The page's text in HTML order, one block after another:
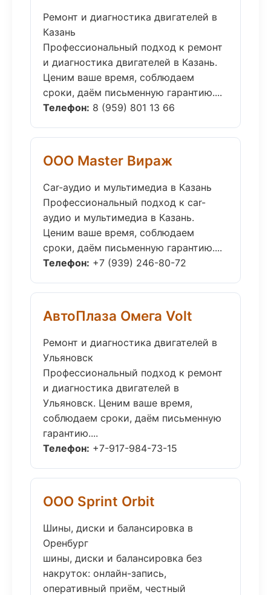
Ремонт и диагностика двигателей в
Казань
Профессиональный подход к ремонт
и диагностика двигателей в Казань.
Ценим ваше время, соблюдаем
сроки, даём письменную гарантию....
Телефон: 8 (959) 801 13 66
ООО Master Вираж
Car-аудио и мультимедиа в Казань
Профессиональный подход к car-
аудио и мультимедиа в Казань.
Ценим ваше время, соблюдаем
сроки, даём письменную гарантию....
Телефон: +7 (939) 246-80-72
АвтоПлаза Омега Volt
Ремонт и диагностика двигателей в
Ульяновск
Профессиональный подход к ремонт
и диагностика двигателей в
Ульяновск. Ценим ваше время,
соблюдаем сроки, даём письменную
гарантию....
Телефон: +7-917-984-73-15
ООО Sprint Orbit
Шины, диски и балансировка в
Оренбург
шины, диски и балансировка без
накруток: онлайн-запись,
оперативный приём, честный